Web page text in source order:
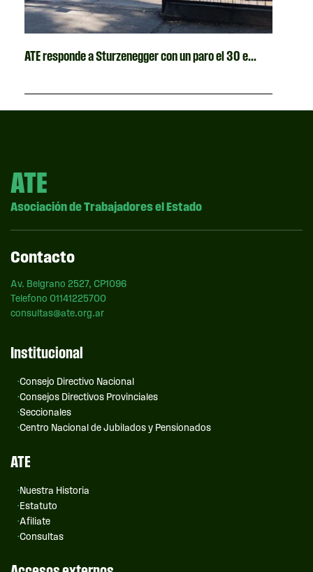
ATE responde a Sturzenegger con un paro el 30 e...
ATE
Asociación de Trabajadores el Estado
Contacto
Av. Belgrano 2527, CP1096
Telefono 01141225700
consultas@ate.org.ar
Institucional
Consejo Directivo Nacional
Consejos Directivos Provinciales
Seccionales
Centro Nacional de Jubilados y Pensionados
ATE
Nuestra Historia
Estatuto
Afiliate
Consultas